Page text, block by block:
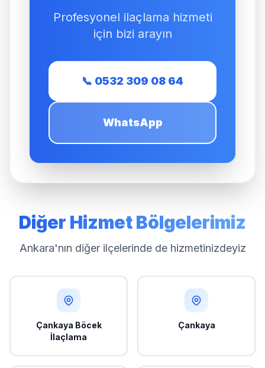
Profesyonel ilaçlama hizmeti
için bizi arayın
📞 0532 309 08 64
WhatsApp
Diğer Hizmet Bölgelerimiz
Ankara'nın diğer ilçelerinde de hizmetinizdeyiz
Çankaya Böcek
İlaçlama
Çankaya